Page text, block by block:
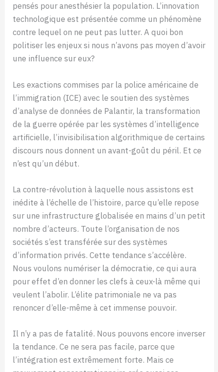
pensés pour anesthésier la population. L’innovation
technologique est présentée comme un phénomène
contre lequel on ne peut pas lutter. A quoi bon
politiser les enjeux si nous n’avons pas moyen d’avoir
une influence sur eux?
Les exactions commises par la police américaine de
l’immigration (ICE) avec le soutien des systèmes
d’analyse de données de Palantir, la transformation
de la guerre opérée par les systèmes d’intelligence
artificielle, l’invisibilisation algorithmique de certains
discours nous donnent un avant-goût du péril. Et ce
n’est qu’un début.
La contre-révolution à laquelle nous assistons est
inédite à l’échelle de l’histoire, parce qu’elle repose
sur une infrastructure globalisée en mains d’un petit
nombre d’acteurs. Toute l’organisation de nos
sociétés s’est transférée sur des systèmes
d’information privés. Cette tendance s’accélère.
Nous voulons numériser la démocratie, ce qui aura
pour effet d’en donner les clefs à ceux-là même qui
veulent l’abolir. L’élite patrimoniale ne va pas
renoncer d’elle-même à cet immense pouvoir.
Il n’y a pas de fatalité. Nous pouvons encore inverser
la tendance. Ce ne sera pas facile, parce que
l’intégration est extrêmement forte. Mais ce